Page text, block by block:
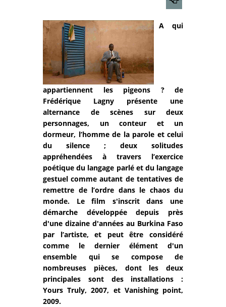
A qui
appartiennent les pigeons ? de
Frédérique Lagny présente une
alternance de scènes sur deux
personnages, un conteur et un
dormeur, l’homme de la parole et celui
du silence ; deux solitudes
appréhendées à travers l’exercice
poétique du langage parlé et du langage
gestuel comme autant de tentatives de
remettre de l’ordre dans le chaos du
monde. Le film s'inscrit dans une
démarche développée depuis près
d'une dizaine d'années au Burkina Faso
par l’artiste, et peut être considéré
comme le dernier élément d'un
ensemble qui se compose de
nombreuses pièces, dont les deux
principales sont des installations :
Yours Truly, 2007, et Vanishing point,
2009.